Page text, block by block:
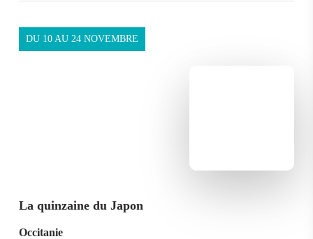
DU 10 AU 24 NOVEMBRE
La quinzaine du Japon
Occitanie